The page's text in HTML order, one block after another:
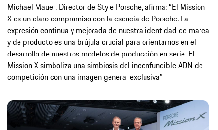
Michael Mauer, Director de Style Porsche, afirma: “El Mission
X es un claro compromiso con la esencia de Porsche. La
expresión continua y mejorada de nuestra identidad de marca
y de producto es una brújula crucial para orientarnos en el
desarrollo de nuestros modelos de producción en serie. El
Mission X simboliza una simbiosis del inconfundible ADN de
competición con una imagen general exclusiva”.